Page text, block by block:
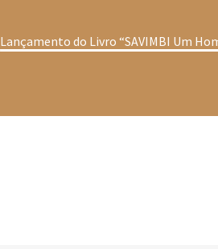
Lançamento do Livro “SAVIMBI Um